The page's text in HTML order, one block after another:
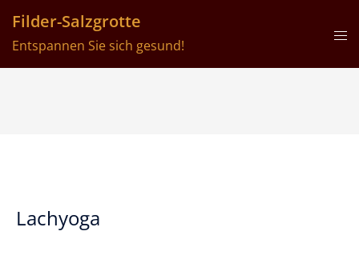
Filder-Salzgrotte
Entspannen Sie sich gesund!
Lachyoga